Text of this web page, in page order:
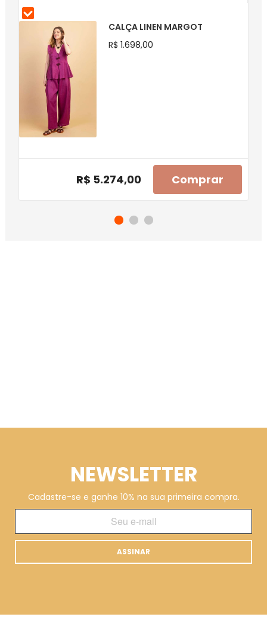
CALÇA LINEN MARGOT
R$ 1.698,00
R$ 5.274,00 Comprar
NEWSLETTER
Cadastre-se e ganhe 10% na sua primeira compra.
ASSINAR